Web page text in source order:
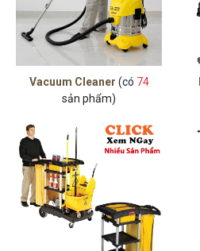
Vacuum Cleaner (có 74
sản phẩm)